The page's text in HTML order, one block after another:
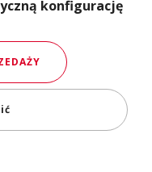
konfigurację